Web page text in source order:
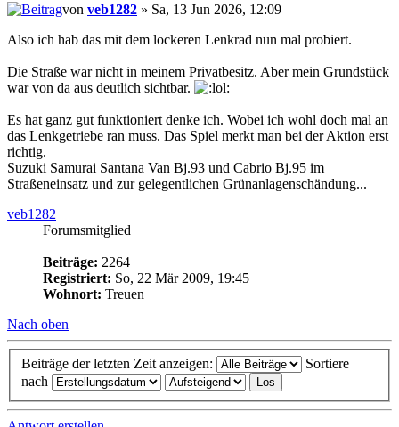
von veb1282 » Sa, 13 Jun 2026, 12:09
Also ich hab das mit dem lockeren Lenkrad nun mal probiert.
Die Straße war nicht in meinem Privatbesitz. Aber mein Grundstück
war von da aus deutlich sichtbar.
Es hat ganz gut funktioniert denke ich. Wobei ich wohl doch mal an
das Lenkgetriebe ran muss. Das Spiel merkt man bei der Aktion erst
richtig.
Suzuki Samurai Santana Van Bj.93 und Cabrio Bj.95 im
Straßeneinsatz und zur gelegentlichen Grünanlagenschändung...
veb1282
Forumsmitglied
Beiträge: 2264
Registriert: So, 22 Mär 2009, 19:45
Wohnort: Treuen
Nach oben
Beiträge der letzten Zeit anzeigen:
Sortiere
nach